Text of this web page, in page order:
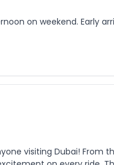
on weekend. Early
visiting Dubai! From